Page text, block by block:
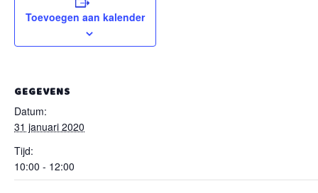
Toevoegen aan kalender
GEGEVENS
Datum:
31 januari 2020
Tijd:
10:00 - 12:00